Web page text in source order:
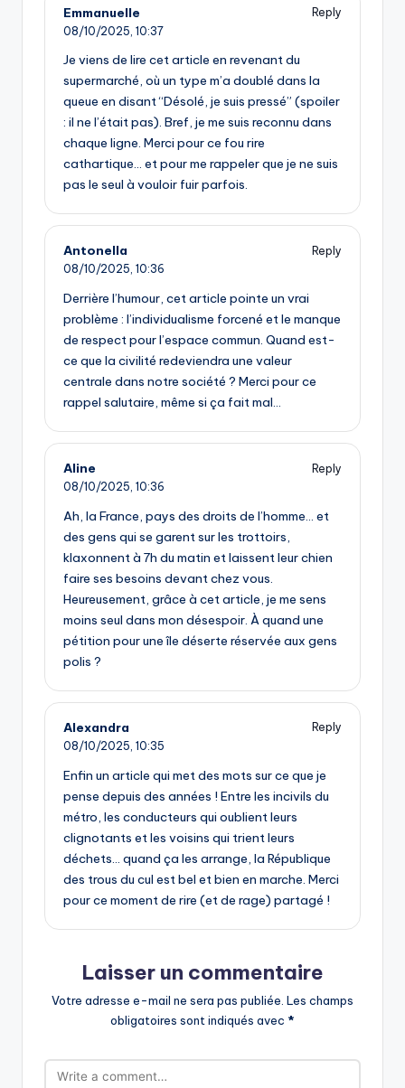
Emmanuelle
Reply
08/10/2025, 10:37
Je viens de lire cet article en revenant du
supermarché, où un type m’a doublé dans la
queue en disant “Désolé, je suis pressé” (spoiler
: il ne l’était pas). Bref, je me suis reconnu dans
chaque ligne. Merci pour ce fou rire
cathartique… et pour me rappeler que je ne suis
pas le seul à vouloir fuir parfois.
Antonella
Reply
08/10/2025, 10:36
Derrière l’humour, cet article pointe un vrai
problème : l’individualisme forcené et le manque
de respect pour l’espace commun. Quand est-
ce que la civilité redeviendra une valeur
centrale dans notre société ? Merci pour ce
rappel salutaire, même si ça fait mal…
Aline
Reply
08/10/2025, 10:36
Ah, la France, pays des droits de l’homme… et
des gens qui se garent sur les trottoirs,
klaxonnent à 7h du matin et laissent leur chien
faire ses besoins devant chez vous.
Heureusement, grâce à cet article, je me sens
moins seul dans mon désespoir. À quand une
pétition pour une île déserte réservée aux gens
polis ?
Alexandra
Reply
08/10/2025, 10:35
Enfin un article qui met des mots sur ce que je
pense depuis des années ! Entre les incivils du
métro, les conducteurs qui oublient leurs
clignotants et les voisins qui trient leurs
déchets… quand ça les arrange, la République
des trous du cul est bel et bien en marche. Merci
pour ce moment de rire (et de rage) partagé !
Laisser un commentaire
Votre adresse e-mail ne sera pas publiée. Les champs
obligatoires sont indiqués avec *